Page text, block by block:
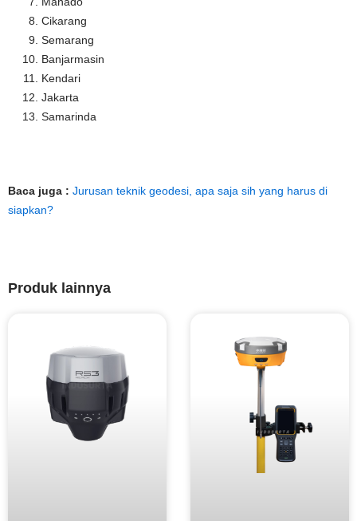
Cikarang
Semarang
Banjarmasin
Kendari
Jakarta
Samarinda
Baca juga : Jurusan teknik geodesi, apa saja sih yang harus di
siapkan?
Produk lainnya